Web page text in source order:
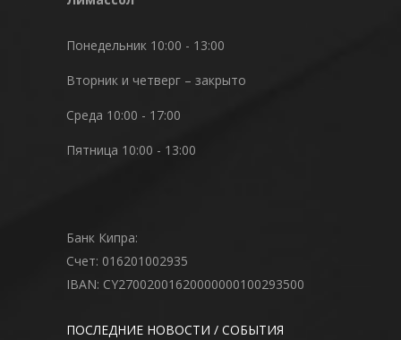
Понедельник 10:00 - 13:00
Вторник и четверг – закрыто
Среда 10:00 - 17:00
Пятница 10:00 - 13:00
Банк Кипра:
Счет: 016201002935
IBAN: CY27002001620000000100293500
ПОСЛЕДНИЕ НОВОСТИ / СОБЫТИЯ